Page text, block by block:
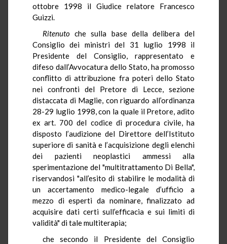
ottobre 1998 il Giudice relatore Francesco
Guizzi.
Ritenuto che sulla base della delibera del
Consiglio dei ministri del 31 luglio 1998 il
Presidente del Consiglio, rappresentato e
difeso dall’Avvocatura dello Stato, ha promosso
conflitto di attribuzione fra poteri dello Stato
nei confronti del Pretore di Lecce, sezione
distaccata di Maglie, con riguardo all’ordinanza
28-29 luglio 1998, con la quale il Pretore, adito
ex art. 700 del codice di procedura civile, ha
disposto l’audizione del Direttore dell’Istituto
superiore di sanità e l’acquisizione degli elenchi
dei pazienti neoplastici ammessi alla
sperimentazione del "multitrattamento Di Bella",
riservandosi "all’esito di stabilire le modalità di
un accertamento medico-legale d’ufficio a
mezzo di esperti da nominare, finalizzato ad
acquisire dati certi sull’efficacia e sui limiti di
validità" di tale multiterapia;
che secondo il Presidente del Consiglio